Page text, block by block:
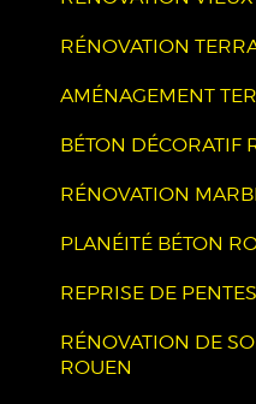
RÉNOVATION
AMÉNAGEMENT
BÉTON DÉCORATIF
RÉNOVATION
PLANÉITÉ BÉTON
REPRISE DE
RÉNOVATION DE
ROUEN